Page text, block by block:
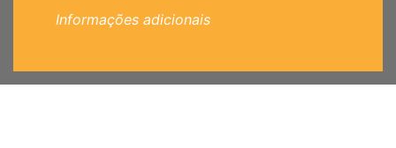
Informações adicionais